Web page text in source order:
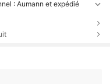
: Aumann et expédié